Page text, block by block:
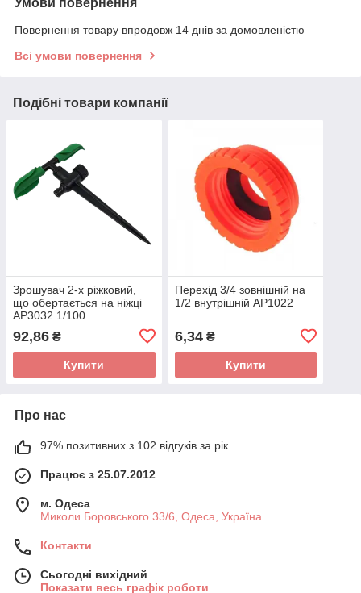
Умови повернення
Повернення товару впродовж 14 днів за домовленістю
Всі умови повернення
Подібні товари компанії
Зрошувач 2-х ріжковий,
що обертається на ніжці
АР3032 1/100
92,86 ₴
Купити
Перехід 3/4 зовнішній на
1/2 внутрішній АР1022
6,34₴
Купити
Про нас
97% позитивних з 102 відгуків за рік
Працює з 25.07.2012
м. Одеса
Миколи Боровського 33/6, Одеса, Україна
Контакти
Сьогодні вихідний
Показати весь графік роботи